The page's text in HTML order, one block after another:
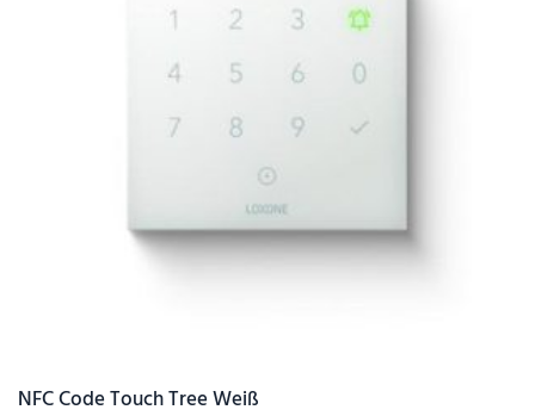
NFC Code Touch Tree Weiß